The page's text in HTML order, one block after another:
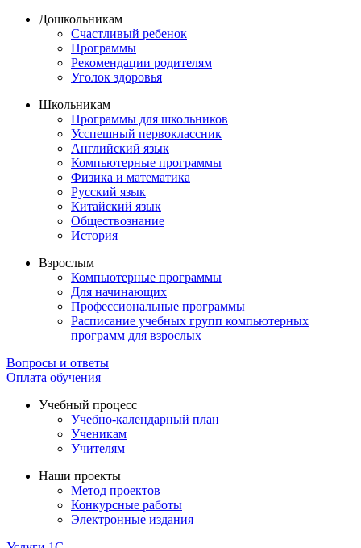
Дошкольникам
Счастливый ребенок
Программы
Рекомендации родителям
Уголок здоровья
Школьникам
Программы для школьников
Усспешный первоклассник
Английский язык
Компьютерные программы
Физика и математика
Русский язык
Китайский язык
Обществознание
История
Взрослым
Компьютерные программы
Для начинающих
Профессиональные программы
Расписание учебных групп компьютерных
программ для взрослых
Вопросы и ответы
Оплата обучения
Учебный процесс
Учебно-календарный план
Ученикам
Учителям
Наши проекты
Метод проектов
Конкурсные работы
Электронные издания